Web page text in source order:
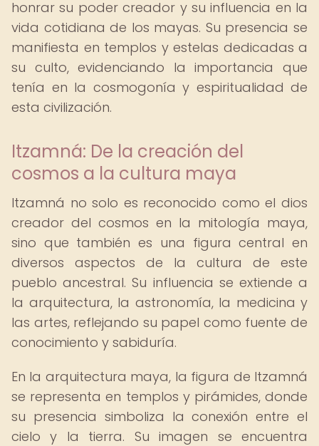
honrar su poder creador y su influencia en la
vida cotidiana de los mayas. Su presencia se
manifiesta en templos y estelas dedicadas a
su culto, evidenciando la importancia que
tenía en la cosmogonía y espiritualidad de
esta civilización.
Itzamná: De la creación del
cosmos a la cultura maya
Itzamná no solo es reconocido como el dios
creador del cosmos en la mitología maya,
sino que también es una figura central en
diversos aspectos de la cultura de este
pueblo ancestral. Su influencia se extiende a
la arquitectura, la astronomía, la medicina y
las artes, reflejando su papel como fuente de
conocimiento y sabiduría.
En la arquitectura maya, la figura de Itzamná
se representa en templos y pirámides, donde
su presencia simboliza la conexión entre el
cielo y la tierra. Su imagen se encuentra